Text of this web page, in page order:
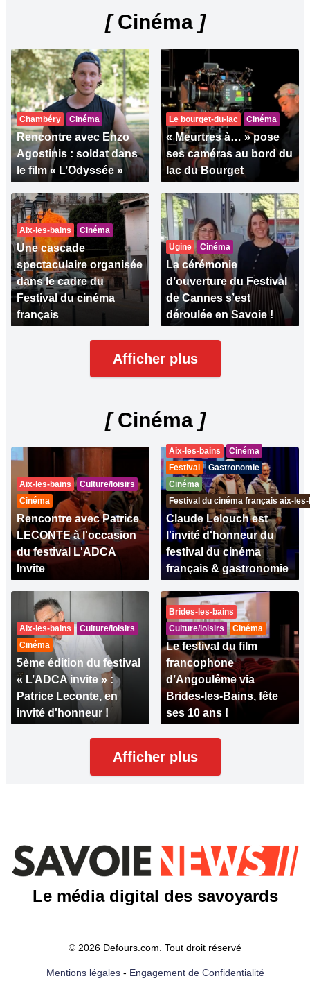
[Cinéma ]
Chambéry Cinéma
Rencontre avec Enzo
Agostinis : soldat dans
le film « L’Odyssée »
Le bourget-du-lac Cinéma
« Meurtres à… » pose
ses caméras au bord du
lac du Bourget
Aix-les-bains Cinéma
Une cascade
spectaculaire organisée
dans le cadre du
Festival du cinéma
français
Ugine Cinéma
La cérémonie
d’ouverture du Festival
de Cannes s’est
déroulée en Savoie !
Afficher plus
[Cinéma ]
Aix-les-bains
Culture/loisirs
Cinéma
Rencontre avec Patrice
LECONTE à l'occasion
du festival L'ADCA
Invite
Aix-les-bains
Cinéma
Festival
Gastronomie
Cinéma
Festival du cinéma français aix-
Claude Lelouch est
l'invité d'honneur du
festival du cinéma
français & gastronomie
Aix-les-bains
Culture/loisirs
Cinéma
5ème édition du festival
« L’ADCA invite » :
Patrice Leconte, en
invité d'honneur !
Brides-les-bains
Culture/loisirs
Cinéma
Le festival du film
francophone
d’Angoulême via
Brides-les-Bains, fête
ses 10 ans !
Afficher plus
Le média digital des savoyards
© 2026 Defours.com. Tout droit réservé
Mentions légales- Engagement de Confidentialité